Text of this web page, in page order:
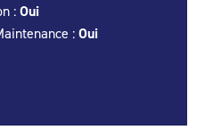
: Oui
: Oui